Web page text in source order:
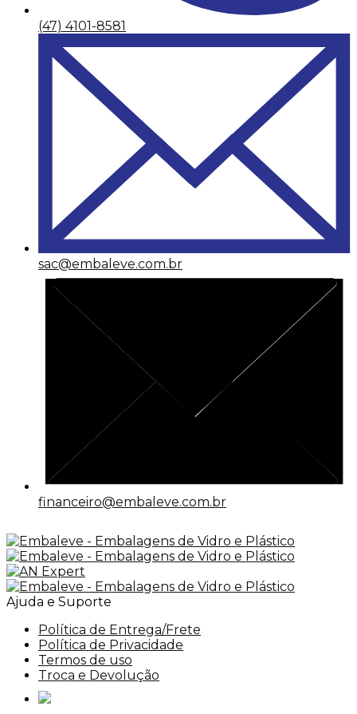
(47) 4101-8581
sac@embaleve.com.br
financeiro@embaleve.com.br
Ajuda e Suporte
Política de Entrega/Frete
Política de Privacidade
Termos de uso
Troca e Devolução